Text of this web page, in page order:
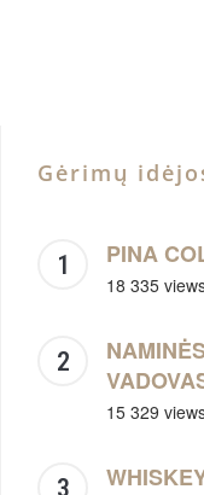
Gėrimų
PINA
18 335
15 329